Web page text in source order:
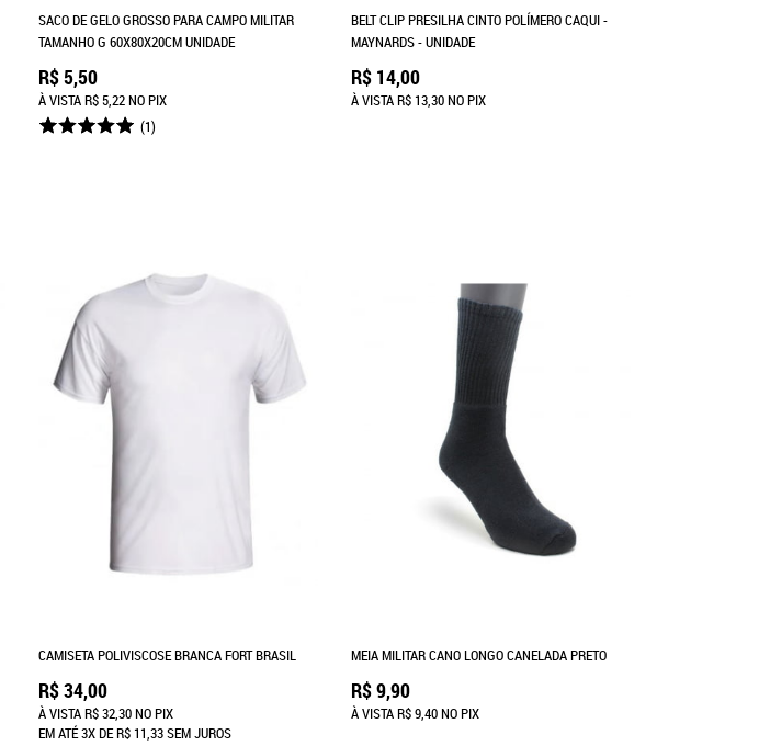
SACO DE GELO GROSSO PARA CAMPO MILITAR
TAMANHO G 60X80X20CM UNIDADE
R$ 5,50
À VISTAR$ 5,22NO PIX
(1)
BELT CLIP PRESILHA CINTO POLÍMERO CAQUI -
MAYNARDS - UNIDADE
R$ 14,00
À VISTAR$ 13,30NO PIX
CAMISETA POLIVISCOSE BRANCA FORT BRASIL
R$ 34,00
À VISTAR$ 32,30NO PIX
EM ATÉ3XDER$ 11,33SEM JUROS
MEIA MILITAR CANO LONGO CANELADA PRETO
R$ 9,90
À VISTAR$ 9,40NO PIX